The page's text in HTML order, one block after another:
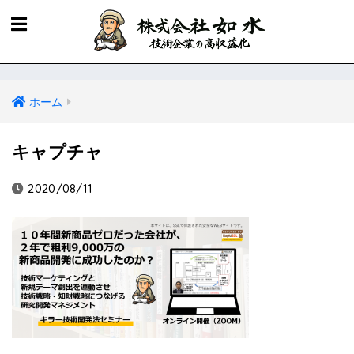
ホーム
キャプチャ
2020/08/11